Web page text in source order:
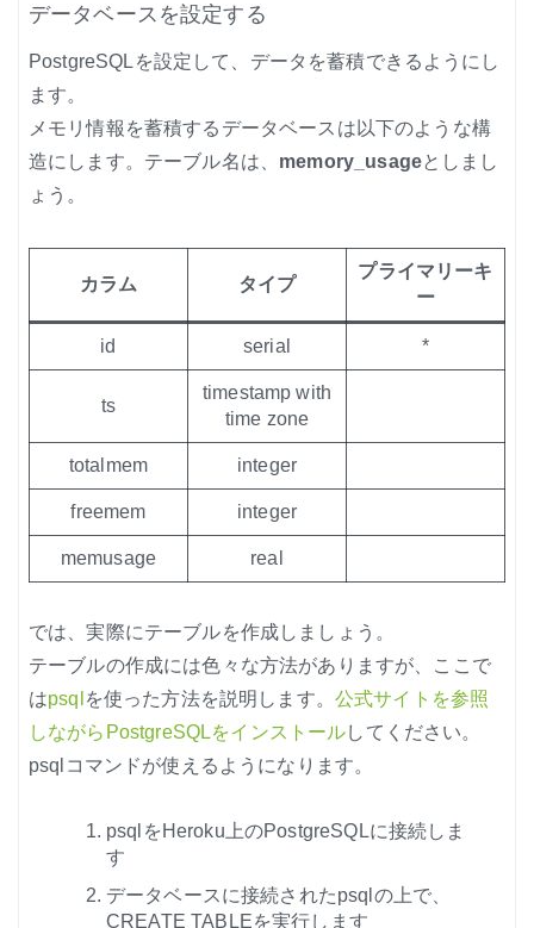
データベースを設定する
PostgreSQLを設定して、データを蓄積できるようにし
ます。
メモリ情報を蓄積するデータベースは以下のような構
造にします。テーブル名は、 memory_usageとしまし
ょう。
カラム タイプ
プライマリーキ
ー
id serial *
ts
timestamp with
time zone
totalmem integer
freemem integer
memusage real
では、実際にテーブルを作成しましょう。
テーブルの作成には色々な方法がありますが、ここで
はpsql を使った方法を説明します。 公式サイトを参照
しながらPostgreSQLをインストールしてください。
psqlコマンドが使えるようになります。
psqlをHeroku上のPostgreSQLに接続しま
す
データベースに接続されたpsqlの上で、
CREATE TABLEを実行します